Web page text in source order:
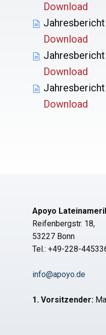
Download
Download
Download
Download
Apoyo
Reifenbergstr. 18,
53227 Bonn
Tel.: +49-228-
info@apoyo.de
1. Vorsitzender: